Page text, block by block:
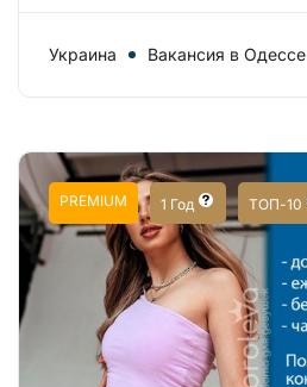
Украина Вакансия в Одессе
PREMIUM 1 Год ТОП-10